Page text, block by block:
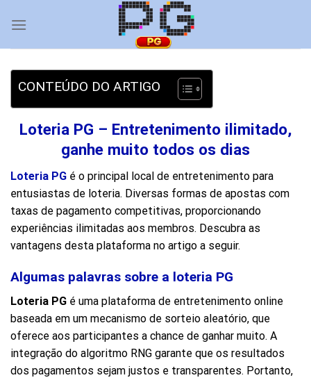
CONTEÚDO DO ARTIGO
Loteria PG – Entretenimento ilimitado,
ganhe muito todos os dias
Loteria PG é o principal local de entretenimento para
entusiastas de loteria. Diversas formas de apostas com
taxas de pagamento competitivas, proporcionando
experiências ilimitadas aos membros. Descubra as
vantagens desta plataforma no artigo a seguir.
Algumas palavras sobre a loteria PG
Loteria PG é uma plataforma de entretenimento online
baseada em um mecanismo de sorteio aleatório, que
oferece aos participantes a chance de ganhar muito. A
integração do algoritmo RNG garante que os resultados
dos pagamentos sejam justos e transparentes. Portanto,